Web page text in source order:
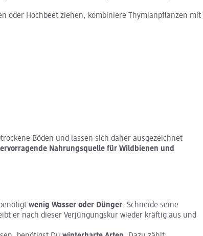
oder Hochbeet ziehen, kombiniere Thymianpflanzen mit
Böden und lassen sich daher ausgezeichnet
Nahrungsquelle für Wildbienen und
wenig Wasser oder Dünger. Schneide seine
er nach dieser Verjüngungskur wieder kräftig aus und